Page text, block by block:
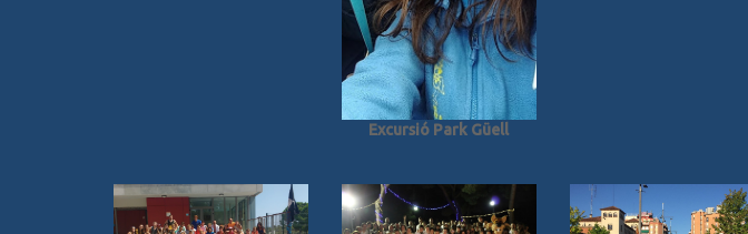
Excursió Park Güell